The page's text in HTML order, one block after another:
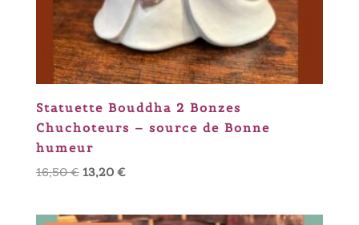
Statuette Bouddha 2 Bonzes
Chuchoteurs – source de Bonne
humeur
16,50€ Le
13,20 €Le